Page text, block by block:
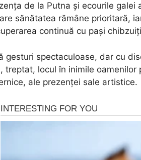
de la Putna și ecourile
sănătatea rămâne prioritară,
continuă cu pași
gesturi spectaculoase, dar cu
treptat, locul în inimile
ale prezenței sale artistice.